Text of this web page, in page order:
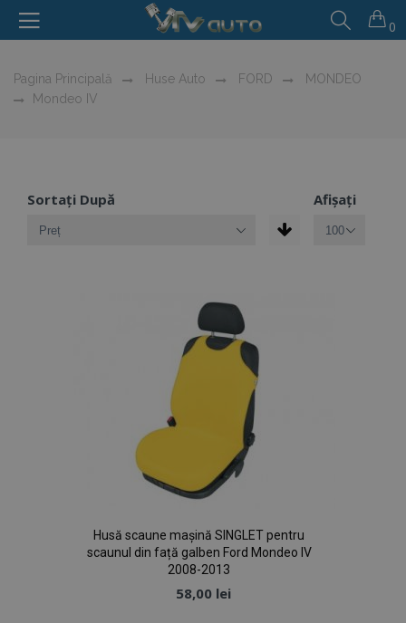
0
Pagina Principală Huse Auto FORD
MONDEO
Mondeo IV
Sortați După Afișați
Husă scaune mașină SINGLET pentru
scaunul din față galben Ford Mondeo IV
2008-2013
58,00 lei